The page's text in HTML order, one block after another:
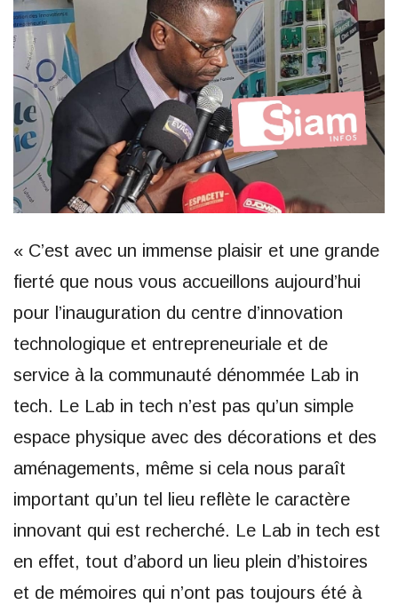
« C’est avec un immense plaisir et une grande
fierté que nous vous accueillons aujourd’hui
pour l’inauguration du centre d’innovation
technologique et entrepreneuriale et de
service à la communauté dénommée Lab in
tech. Le Lab in tech n’est pas qu’un simple
espace physique avec des décorations et des
aménagements, même si cela nous paraît
important qu’un tel lieu reflète le caractère
innovant qui est recherché. Le Lab in tech est
en effet, tout d’abord un lieu plein d’histoires
et de mémoires qui n’ont pas toujours été à